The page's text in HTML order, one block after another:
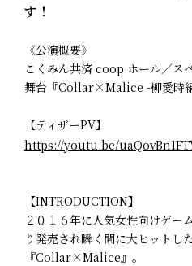
す！
《公演概要》
こくみん共済 coop ホール／ス
舞台『Collar×Malice -柳愛時編
【ティザーPV】
https://youtu.be/
【INTRODUCTION】
２０１６年に人気女性向けゲー
り発売され瞬く間に大ヒットし
『Collar×Malice』。